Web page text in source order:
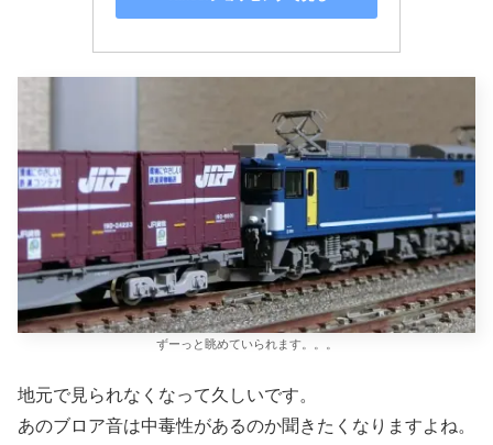
ずーっと眺めていられます。。。
地元で見られなくなって久しいです。
あのブロア音は中毒性があるのか聞きたくなりますよね。